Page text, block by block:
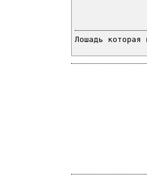
Лошадь которая